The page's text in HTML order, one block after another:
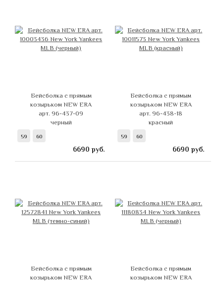
Бейсболка с прямым
козырьком NEW ERA
арт. 96-437-09
черный
59 60
6690 руб.
Бейсболка с прямым
козырьком NEW ERA
арт. 96-438-18
красный
59 60
6690 руб.
Бейсболка с прямым
козырьком NEW ERA
Бейсболка с прямым
козырьком NEW ERA